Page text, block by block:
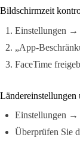
Bildschirmzeit
Einstellungen →
„App-
FaceTime
Ländereinstellungen
Einstellungen
Überprüfen Sie